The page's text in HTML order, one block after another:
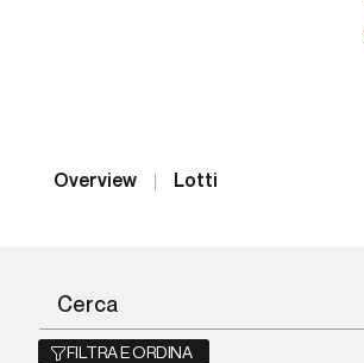
Overview Lotti
FILTRA E ORDINA